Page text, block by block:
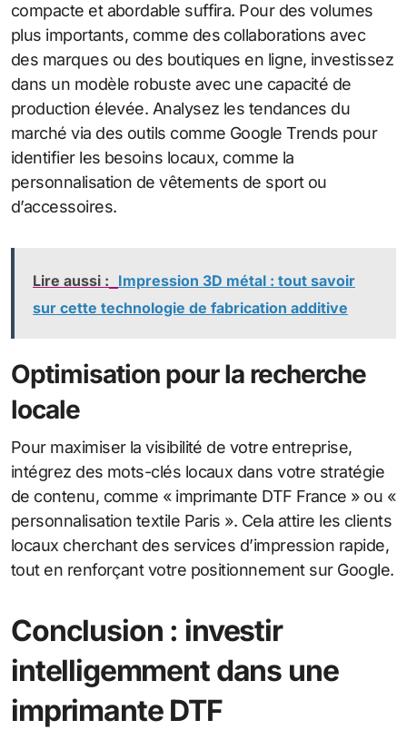
compacte et abordable suffira. Pour des volumes
plus importants, comme des collaborations avec
des marques ou des boutiques en ligne, investissez
dans un modèle robuste avec une capacité de
production élevée. Analysez les tendances du
marché via des outils comme Google Trends pour
identifier les besoins locaux, comme la
personnalisation de vêtements de sport ou
d’accessoires.
Lire aussi : Impression 3D métal : tout savoir
sur cette technologie de fabrication additive
Optimisation pour la recherche
locale
Pour maximiser la visibilité de votre entreprise,
intégrez des mots-clés locaux dans votre stratégie
de contenu, comme « imprimante DTF France » ou «
personnalisation textile Paris ». Cela attire les clients
locaux cherchant des services d’impression rapide,
tout en renforçant votre positionnement sur Google.
Conclusion : investir
intelligemment dans une
imprimante DTF